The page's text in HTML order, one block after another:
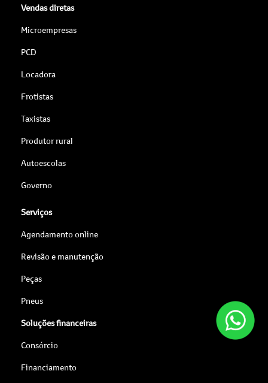
Vendas diretas
Microempresas
PCD
Locadora
Frotistas
Taxistas
Produtor rural
Autoescolas
Governo
Serviços
Agendamento online
Revisão e manutenção
Peças
Pneus
Soluções financeiras
Consórcio
Financiamento